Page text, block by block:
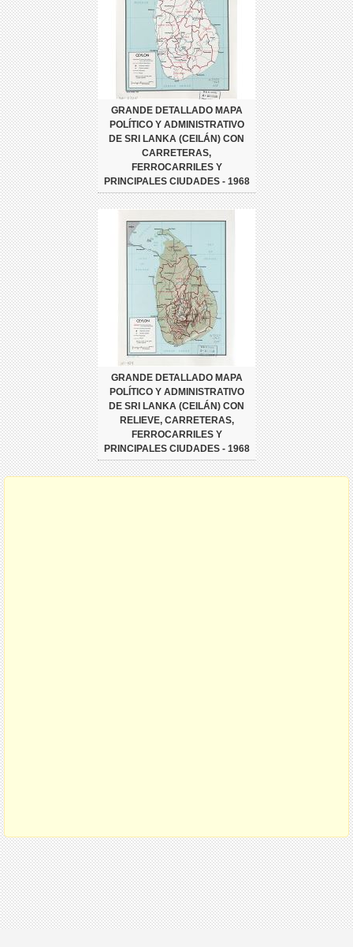
GRANDE DETALLADO MAPA
POLÍTICO Y ADMINISTRATIVO
DE SRI LANKA (CEILÁN) CON
CARRETERAS,
FERROCARRILES Y
PRINCIPALES CIUDADES - 1968
GRANDE DETALLADO MAPA
POLÍTICO Y ADMINISTRATIVO
DE SRI LANKA (CEILÁN) CON
RELIEVE, CARRETERAS,
FERROCARRILES Y
PRINCIPALES CIUDADES - 1968